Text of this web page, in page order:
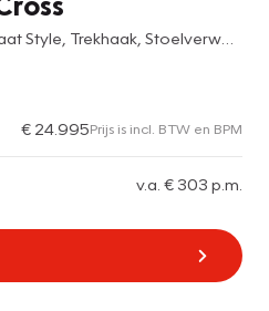
€ 24.995Prijs is incl. BTW en BPM
v.a. € 303 p.m.